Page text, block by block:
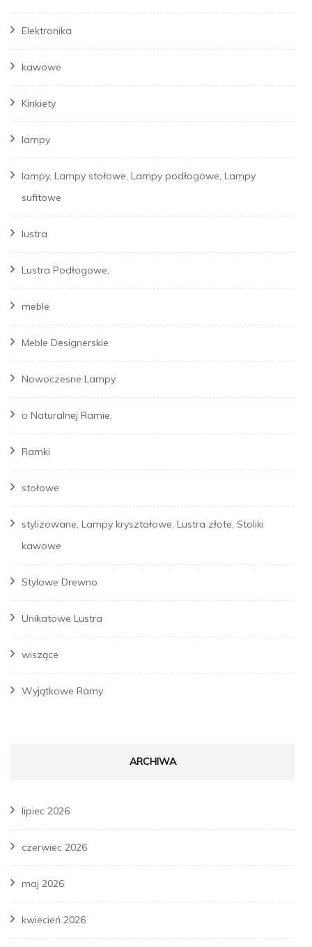
Elektronika
kawowe
Kinkiety
lampy
lampy, Lampy stołowe, Lampy podłogowe, Lampy
sufitowe
lustra
Lustra Podłogowe,
meble
Meble Designerskie
Nowoczesne Lampy
o Naturalnej Ramie,
Ramki
stołowe
stylizowane, Lampy kryształowe, Lustra złote, Stoliki
kawowe
Stylowe Drewno
Unikatowe Lustra
wiszące
Wyjątkowe Ramy
ARCHIWA
lipiec 2026
czerwiec 2026
maj 2026
kwiecień 2026